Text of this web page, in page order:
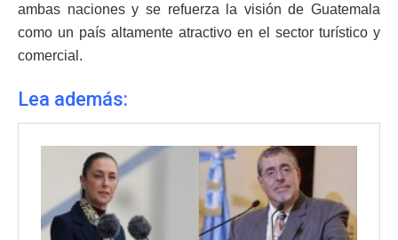
ambas naciones y se refuerza la visión de Guatemala
como un país altamente atractivo en el sector turístico y
comercial.
Lea además: